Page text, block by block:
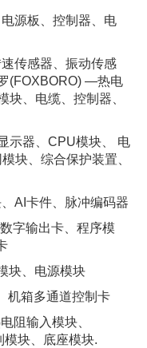
源板、控制器、电
传感器、振动传感
(FOXBORO) —热电
块、电缆、控制器、
示器、CPU模块、 电
块、综合保护装置、
AI卡件、脉冲编码器
字输出卡、程序模
块、电源模块
机箱多通道控制卡
阻输入模块、
模块、底座模块.